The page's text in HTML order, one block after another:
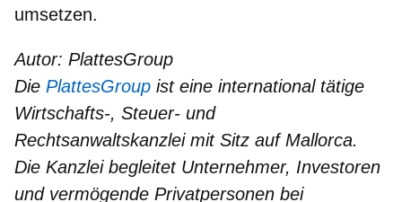
umsetzen.
Autor: PlattesGroup
Die PlattesGroup ist eine international tätige
Wirtschafts-, Steuer- und
Rechtsanwaltskanzlei mit Sitz auf Mallorca.
Die Kanzlei begleitet Unternehmer, Investoren
und vermögende Privatpersonen bei